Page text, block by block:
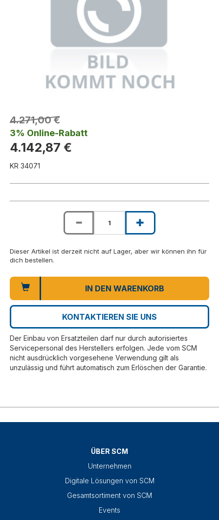
4.271,00 €
3% Online-Rabatt
4.142,87 €
KR 34071
Dieser Artikel ist derzeit nicht auf Lager, aber wir können ihn für
dich bestellen.
IN DEN WARENKORB
KONTAKTIEREN SIE UNS
Der Einbau von Ersatzteilen darf nur durch autorisiertes
Servicepersonal des Herstellers erfolgen. Jede vom SCM
nicht ausdrücklich vorgesehene Verwendung gilt als
unzulässig und führt automatisch zum Erlöschen der Garantie.
ÜBER SCM
Unternehmen
Digitale Lösungen von SCM
Gesamtsortiment von SCM
Events